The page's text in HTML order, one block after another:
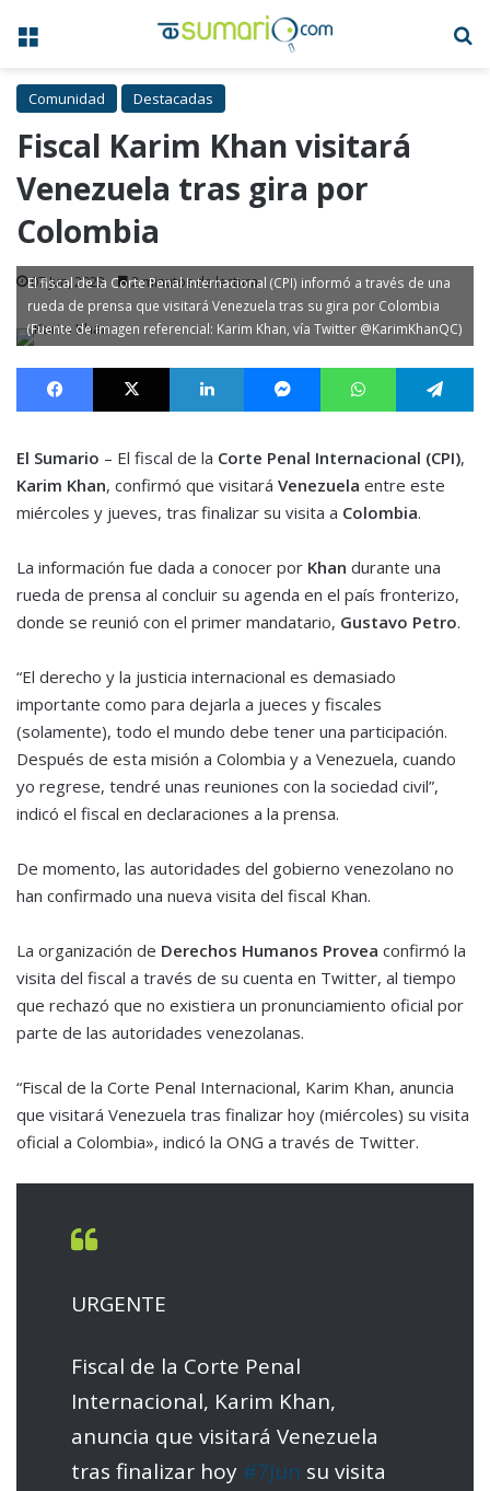
Menú
Comunidad Destacadas
Fiscal Karim Khan visitará
Venezuela tras gira por
Colombia
07 Jun, 2023 2 minutos de lectura
El fiscal de la Corte Penal Internacional (CPI) informó a través de una
rueda de prensa que visitará Venezuela tras su gira por Colombia
(Fuente de imagen referencial: Karim Khan, vía Twitter @KarimKhanQC)
Facebook X LinkedIn MessengerWhatsApp
El Sumario – El fiscal de la Corte Penal Internacional (CPI),
Karim Khan, confirmó que visitará Venezuela entre este
miércoles y jueves, tras finalizar su visita a Colombia.
La información fue dada a conocer por Khan durante una
rueda de prensa al concluir su agenda en el país fronterizo,
donde se reunió con el primer mandatario, Gustavo Petro.
“El derecho y la justicia internacional es demasiado
importante como para dejarla a jueces y fiscales
(solamente), todo el mundo debe tener una participación.
Después de esta misión a Colombia y a Venezuela, cuando
yo regrese, tendré unas reuniones con la sociedad civil”,
indicó el fiscal en declaraciones a la prensa.
De momento, las autoridades del gobierno venezolano no
han confirmado una nueva visita del fiscal Khan.
La organización de Derechos Humanos Provea confirmó la
visita del fiscal a través de su cuenta en Twitter, al tiempo
que rechazó que no existiera un pronunciamiento oficial por
parte de las autoridades venezolanas.
“Fiscal de la Corte Penal Internacional, Karim Khan, anuncia
que visitará Venezuela tras finalizar hoy (miércoles) su visita
oficial a Colombia», indicó la ONG a través de Twitter.
URGENTE
Fiscal de la Corte Penal
Internacional, Karim Khan,
anuncia que visitará Venezuela
tras finalizar hoy #7Jun su visita